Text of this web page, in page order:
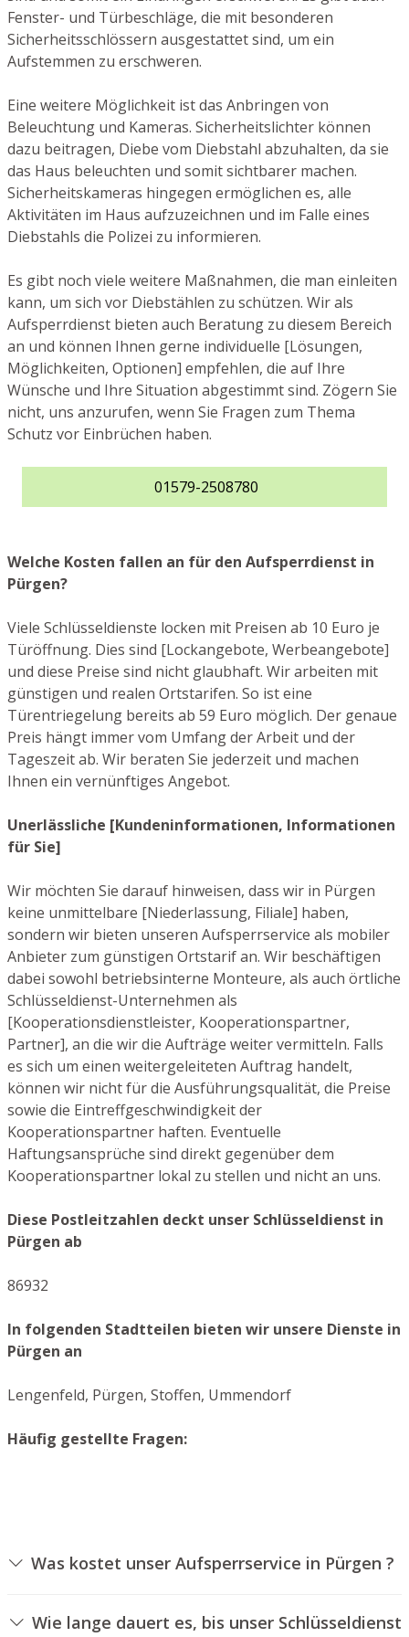
Fenster- und Türbeschläge, die mit besonderen
Sicherheitsschlössern ausgestattet sind, um ein
Aufstemmen zu erschweren.
Eine weitere Möglichkeit ist das Anbringen von
Beleuchtung und Kameras. Sicherheitslichter können
dazu beitragen, Diebe vom Diebstahl abzuhalten, da sie
das Haus beleuchten und somit sichtbarer machen.
Sicherheitskameras hingegen ermöglichen es, alle
Aktivitäten im Haus aufzuzeichnen und im Falle eines
Diebstahls die Polizei zu informieren.
Es gibt noch viele weitere Maßnahmen, die man einleiten
kann, um sich vor Diebstählen zu schützen. Wir als
Aufsperrdienst bieten auch Beratung zu diesem Bereich
an und können Ihnen gerne individuelle [Lösungen,
Möglichkeiten, Optionen] empfehlen, die auf Ihre
Wünsche und Ihre Situation abgestimmt sind. Zögern Sie
nicht, uns anzurufen, wenn Sie Fragen zum Thema
Schutz vor Einbrüchen haben.
01579-2508780
Welche Kosten fallen an für den Aufsperrdienst in
Pürgen?
Viele Schlüsseldienste locken mit Preisen ab 10 Euro je
Türöffnung. Dies sind [Lockangebote, Werbeangebote]
und diese Preise sind nicht glaubhaft. Wir arbeiten mit
günstigen und realen Ortstarifen. So ist eine
Türentriegelung bereits ab 59 Euro möglich. Der genaue
Preis hängt immer vom Umfang der Arbeit und der
Tageszeit ab. Wir beraten Sie jederzeit und machen
Ihnen ein vernünftiges Angebot.
Unerlässliche [Kundeninformationen, Informationen
für Sie]
Wir möchten Sie darauf hinweisen, dass wir in Pürgen
keine unmittelbare [Niederlassung, Filiale] haben,
sondern wir bieten unseren Aufsperrservice als mobiler
Anbieter zum günstigen Ortstarif an. Wir beschäftigen
dabei sowohl betriebsinterne Monteure, als auch örtliche
Schlüsseldienst-Unternehmen als
[Kooperationsdienstleister, Kooperationspartner,
Partner], an die wir die Aufträge weiter vermitteln. Falls
es sich um einen weitergeleiteten Auftrag handelt,
können wir nicht für die Ausführungsqualität, die Preise
sowie die Eintreffgeschwindigkeit der
Kooperationspartner haften. Eventuelle
Haftungsansprüche sind direkt gegenüber dem
Kooperationspartner lokal zu stellen und nicht an uns.
Diese Postleitzahlen deckt unser Schlüsseldienst in
Pürgen ab
86932
In folgenden Stadtteilen bieten wir unsere Dienste in
Pürgen an
Lengenfeld, Pürgen, Stoffen, Ummendorf
Häufig gestellte Fragen:
Was kostet unser Aufsperrservice in Pürgen ?
verschiedenen Optionen ab, wie beispielsweise der Art
Wie lange dauert es, bis unser Schlüsseldienst